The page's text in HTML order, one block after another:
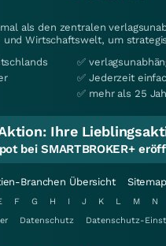
als den zentralen
und Wirtschaftswelt, um
✅
✅ Jederzeit
✅ mehr als 25
Ihre
bei SMARTBROKER+
Branchen Übersicht Sitemap
F G H I J K L M N
Datenschutz Datenschutz-